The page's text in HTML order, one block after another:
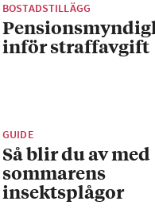
BOSTADSTILLÄGG
inför straffavgift
GUIDE
Så blir du av med
sommarens
insektsplågor